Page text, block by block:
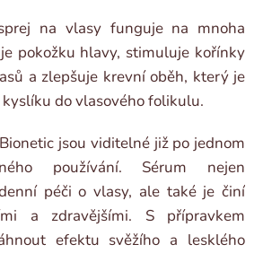
na vlasy funguje na mnoha
pokožku hlavy, stimuluje kořínky
a zlepšuje krevní oběh, který je
do vlasového folikulu.
jsou viditelné již po jednom
používání. Sérum nejen
péči o vlasy, ale také je činí
a zdravějšími. S přípravkem
efektu svěžího a lesklého